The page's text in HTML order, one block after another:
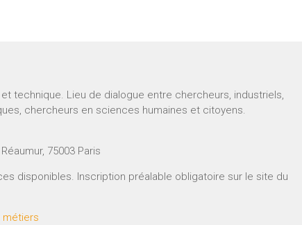
technique. Lieu de dialogue entre chercheurs, industriels,
chercheurs en sciences humaines et citoyens.
75003 Paris
disponibles. Inscription préalable obligatoire sur le site du
métiers